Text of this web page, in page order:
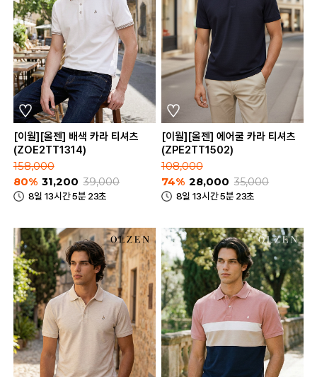
[이월][올젠] 배색 카라 티셔츠
(ZOE2TT1314)
158,000
80% 31,200 39,000
8일 13시간 5분 23초
[이월][올젠] 에어쿨 카라 티셔츠
(ZPE2TT1502)
108,000
74% 28,000 35,000
8일 13시간 5분 23초